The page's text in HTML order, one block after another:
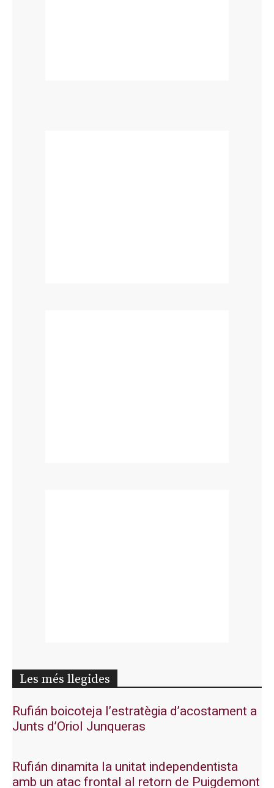
Les més llegides
Rufián boicoteja l’estratègia d’acostament a
Junts d’Oriol Junqueras
Rufián dinamita la unitat independentista
amb un atac frontal al retorn de Puigdemont